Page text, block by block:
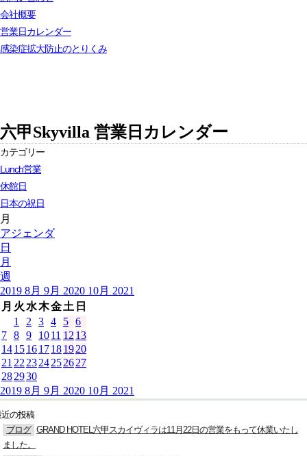
会社概要
営業日カレンダー
感染症拡大防止のとりくみ
六甲Skyvilla 営業日カレンダー
カテゴリー
Lunch営業
休館日
日本の祝日
月
アジェンダ
日
月
週
2019 8月 9月 2020 10月 2021
月 火 水木金土 日
1
2 3 4 5 6
7 8 9 1011 12 13
14151617181920
21 22 2324252627
282930
2019 8月 9月 2020 10月 2021
の投稿
ブログ GRAND HOTEL六甲スカイヴィラは11月22日の営業をもって休業いたし
ました。